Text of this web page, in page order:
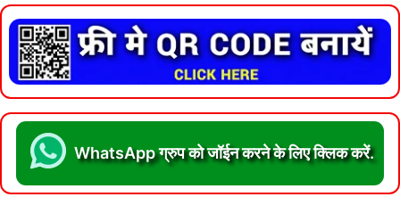
WhatsApp ग्रुप को जॉईन करने के लिए क्लिक करें.